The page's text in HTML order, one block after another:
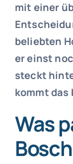
mit einer
beliebten
er einst
steckt
kommt das
Was